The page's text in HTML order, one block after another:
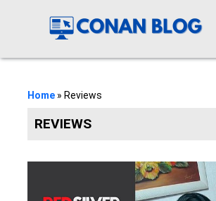
Início
Reviews
Home » Reviews
REVIEWS